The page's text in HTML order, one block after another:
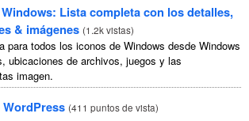
Lista completa con los detalles,
& imágenes (1.2k vistas)
para todos los iconos de Windows desde Windows
ubicaciones de archivos, juegos y las
imagen.
WordPress (411 puntos de vista)